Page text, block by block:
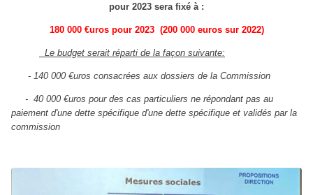
pour 2023 sera fixé à :
180 000 €uros pour 2023 (200 000 euros sur 2022)
Le budget serait réparti de la façon suivante:
- 140 000 €uros consacrées aux dossiers de la Commission
- 40 000 €uros pour des cas particuliers ne répondant pas au
paiement d'une dette spécifique d'une dette spécifique et validés par la
commission